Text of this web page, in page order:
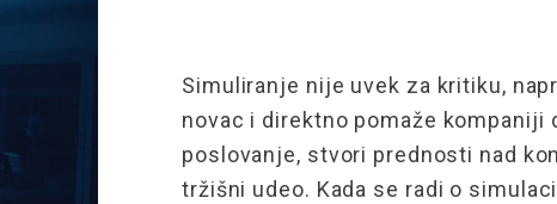
Simuliranje nije uvek za kritiku,
novac i direktno pomaže kompaniji
poslovanje, stvori prednosti nad
tržišni udeo. Kada se radi o